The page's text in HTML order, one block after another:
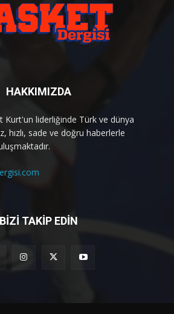
HAKKIMIZDA
Kurt'un liderliğinde Türk ve dünya
hızlı, sade ve doğru haberlerle
BİZİ TAKİP EDİN